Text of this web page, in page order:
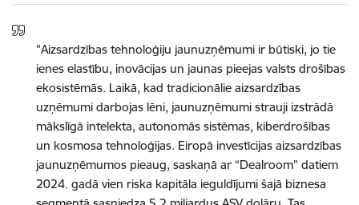
"Aizsardzības tehnoloģiju jaunuzņēmumi ir būtiski, jo tie
ienes elastību, inovācijas un jaunas pieejas valsts drošības
ekosistēmās. Laikā, kad tradicionālie aizsardzības
uzņēmumi darbojas lēni, jaunuzņēmumi strauji izstrādā
mākslīgā intelekta, autonomās sistēmas, kiberdrošības
un kosmosa tehnoloģijas. Eiropā investīcijas aizsardzības
jaunuzņēmumos pieaug, saskaņā ar “Dealroom” datiem
2024. gadā vien riska kapitāla ieguldījumi šajā biznesa